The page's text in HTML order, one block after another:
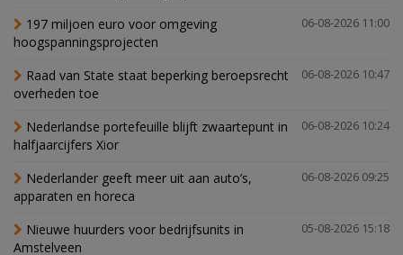
06-08-2026 11:00
197 miljoen euro voor omgeving
hoogspanningsprojecten
06-08-2026 10:47
Raad van State staat beperking beroepsrecht
overheden toe
06-08-2026 10:24
Nederlandse portefeuille blijft zwaartepunt in
halfjaarcijfers Xior
06-08-2026 09:25
Nederlander geeft meer uit aan auto’s,
apparaten en horeca
05-08-2026 15:18
Nieuwe huurders voor bedrijfsunits in
Amstelveen